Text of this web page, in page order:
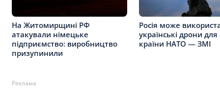
На Житомирщині РФ
атакували німецьке
підприємство: виробництво
призупинили
Росія може
українські дрони
країни НАТО — ЗМІ
Реклама